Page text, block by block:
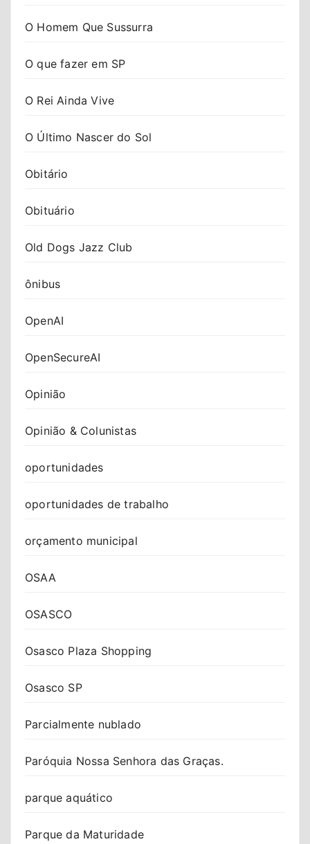
O Homem Que Sussurra
O que fazer em SP
O Rei Ainda Vive
O Último Nascer do Sol
Obitário
Obituário
Old Dogs Jazz Club
ônibus
OpenAI
OpenSecureAI
Opinião
Opinião & Colunistas
oportunidades
oportunidades de trabalho
orçamento municipal
OSAA
OSASCO
Osasco Plaza Shopping
Osasco SP
Parcialmente nublado
Paróquia Nossa Senhora das Graças.
parque aquático
Parque da Maturidade